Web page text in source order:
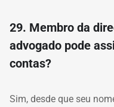
29. Membro da
advogado pode
contas?
Sim, desde que seu